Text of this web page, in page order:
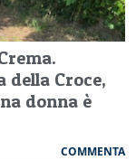
della Croce,
donna è
COMMENTA